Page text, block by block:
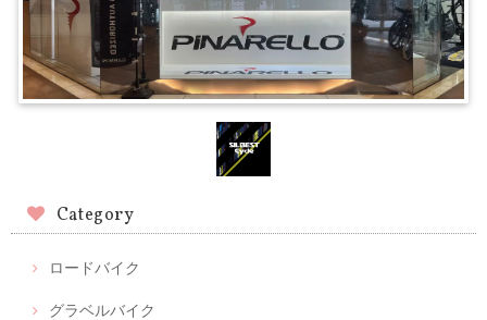
Category
ロードバイク
グラベルバイク